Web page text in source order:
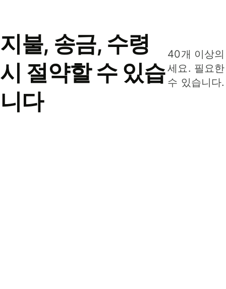
지불, 송금, 수령
시 절약할 수 있습
니다
40개 이상
세요. 필요
수 있습니다.